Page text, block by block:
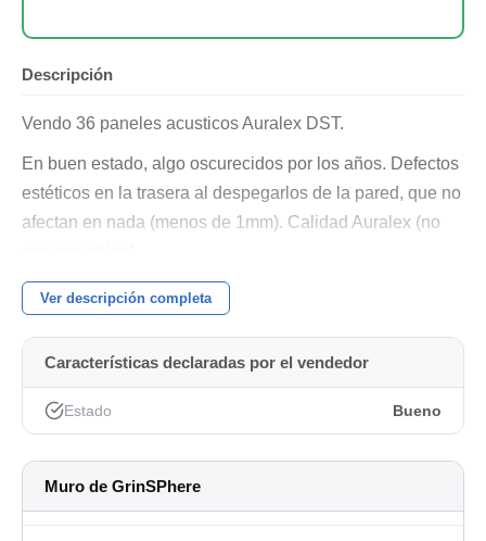
Descripción
Vendo 36 paneles acusticos Auralex DST.
En buen estado, algo oscurecidos por los años. Defectos
estéticos en la trasera al despegarlos de la pared, que no
afectan en nada (menos de 1mm). Calidad Auralex (no
- Auralex Acoustics Roominators D 36-DST Purple (305 x
305 x 50mm x panel)
⚠️ algunos cortados para crear formas diferentes
✅ 18 paneles DST-112 (gris carbón) - 50€
✅ 36 paneles - 95€
Ver descripción completa
Características declaradas por el vendedor
Estado Bueno
Muro de GrinSPhere